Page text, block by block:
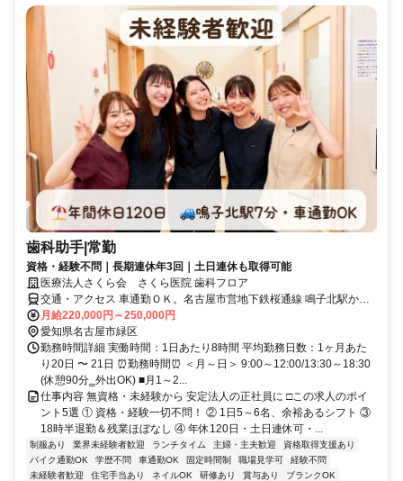
歯科助手|常勤
資格・経験不問｜長期連休年3回｜土日連休も取得可能
医療法人さくら会 さくら医院 歯科フロア
交通・アクセス 車通勤ＯＫ。名古屋市営地下鉄桜通線 鳴子北駅から
徒歩7分、名鉄鳴海駅から名古屋市営バス利用（鳴子町バス停から徒
歩3分）
月給220,000円～250,000円
愛知県名古屋市緑区
勤務時間詳細 実働時間：1日あたり8時間 平均勤務日数：1ヶ月あた
り20日 〜 21日 ⏰勤務時間⏰ ＜月～日＞ 9:00～12:00/13:30～18:30
(休憩90分‗外出OK) ■月1～2...
仕事内容 無資格・未経験から 安定法人の正社員に □この求人のポイ
ント5選 ① 資格・経験一切不問！ ② 1日5～6名、余裕あるシフト ③
18時半退勤＆残業ほぼなし ④ 年休120日・土日連休可・...
制服あり 業界未経験者歓迎 ランチタイム 主婦・主夫歓迎
資格取得支援あり
バイク通勤OK
学歴不問 車通勤OK 固定時間制 職場見学可
経験不問
未経験者歓迎
住宅手当あり ネイルOK 研修あり 賞与あり
ブランクOK